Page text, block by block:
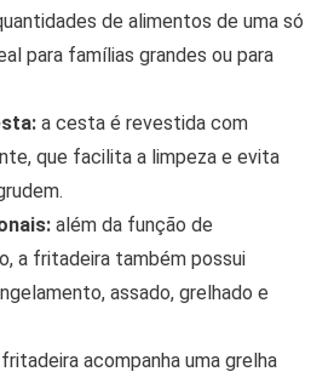
de alimentos de uma só
para famílias grandes ou para
a cesta é revestida com
que facilita a limpeza e evita
além da função de
a fritadeira também possui
assado, grelhado e
acompanha uma grelha